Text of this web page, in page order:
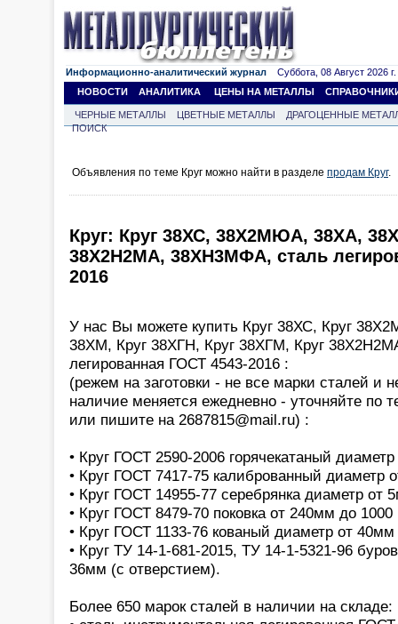
Информационно-аналитический журнал Суббота, 08 Август 2026 г.
НОВОСТИ
АНАЛИТИКА ЦЕНЫ НА МЕТАЛЛЫ
ЧЕРНЫЕ МЕТАЛЛЫ ЦВЕТНЫЕ МЕТАЛЛЫ
ДРАГОЦЕННЫЕ
ПОИСК
Объявления по теме Круг можно найти в разделе продам Круг.
Круг: Круг 38ХС, 38Х2МЮА, 38ХА,
38Х2Н2МА, 38ХН3МФА, сталь
2016
У нас Вы можете купить Круг 38ХС, Круг
38ХМ, Круг 38ХГН, Круг 38ХГМ, Круг
легированная ГОСТ 4543-2016 :
(режем на заготовки - не все марки сталей и
наличие меняется ежедневно - уточняйте по
или пишите на 2687815@mail.ru) :
• Круг ГОСТ 2590-2006 горячекатаный
• Круг ГОСТ 7417-75 калиброванный диаметр
• Круг ГОСТ 14955-77 серебрянка диаметр от
• Круг ГОСТ 8479-70 поковка от 240мм до
• Круг ГОСТ 1133-76 кованый диаметр от
• Круг ТУ 14-1-681-2015, ТУ 14-1-5321-96
36мм (с отверстием).
Более 650 марок сталей в наличии на складе: